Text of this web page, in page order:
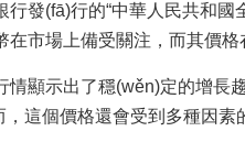
行發(fā)行的“中華人民共和
紙幣在市場上備受關注，而其
顯示出了穩(wěn)定的增長趨勢
然而，這個價格還會受到多